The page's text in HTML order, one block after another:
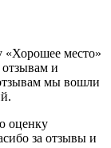
«Хорошее место»
и
мы вошли
оценку
за отзывы и